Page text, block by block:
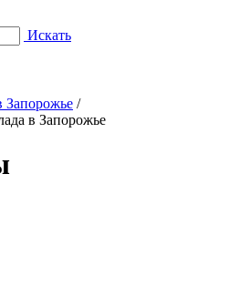
Искать
Запорожье /
в Запорожье